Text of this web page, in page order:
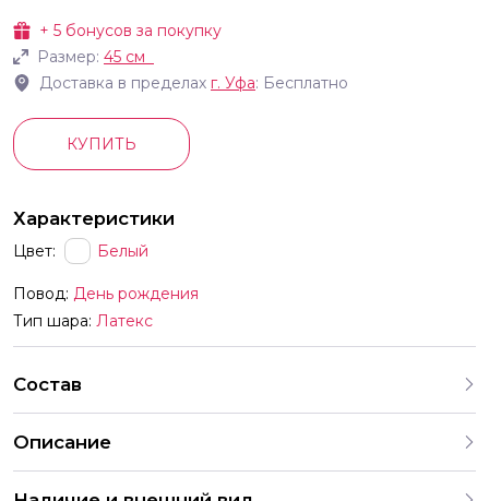
+ 5 бонусов за покупку
Размер: 45 см
Доставка в пределах г. Уфа: Бесплатно
КУПИТЬ
Характеристики
Цвет: Белый
Повод: День рождения
Тип шара: Латекс
Состав
Описание